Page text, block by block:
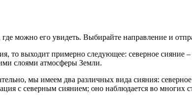
можно его увидеть. Выбирайте направление и
то выходит примерно следующее: северное сияние
слоями атмосферы Земли.
мы имеем два различных вида сияния:
с северным сиянием; оно наблюдается во многих